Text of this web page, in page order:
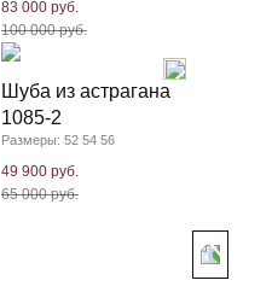
83 000 руб.
100 000 руб.
Шуба из астрагана
1085-2
Размеры: 52 54 56
49 900 руб.
65 000 руб.